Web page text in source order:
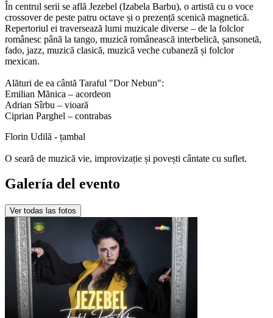
În centrul serii se află Jezebel (Izabela Barbu), o artistă cu o voce
crossover de peste patru octave și o prezență scenică magnetică.
Repertoriul ei traversează lumi muzicale diverse – de la folclor
românesc până la tango, muzică românească interbelică, șansonetă,
fado, jazz, muzică clasică, muzică veche cubaneză și folclor
mexican.
Alături de ea cântă Taraful "Dor Nebun":
Emilian Mănica – acordeon
Adrian Sîrbu – vioară
Ciprian Parghel – contrabas
Florin Udilă - țambal
O seară de muzică vie, improvizație și povești cântate cu suflet.
Galería del evento
Ver todas las fotos